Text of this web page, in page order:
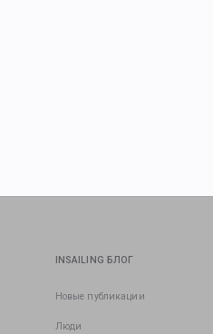
INSAILING БЛОГ
Новые публикации
Люди